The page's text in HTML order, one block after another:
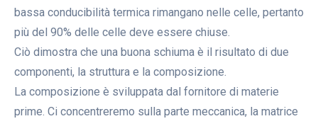
bassa conducibilità termica rimangano nelle celle, pertanto
più del 90% delle celle deve essere chiuse.
Ciò dimostra che una buona schiuma è il risultato di due
componenti, la struttura e la composizione.
La composizione è sviluppata dal fornitore di materie
prime. Ci concentreremo sulla parte meccanica, la matrice